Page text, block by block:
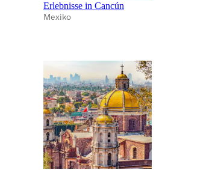
Erlebnisse in Cancún
Mexiko